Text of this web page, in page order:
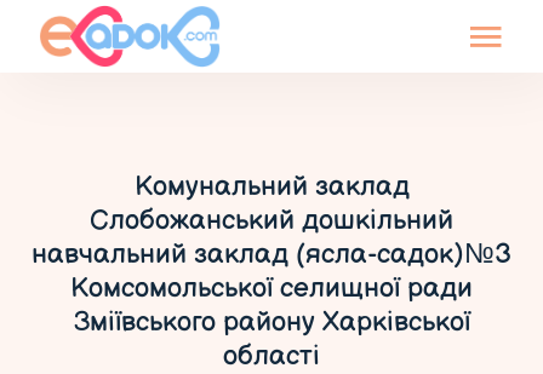
Комунальний заклад
Слобожанський дошкільний
навчальний заклад (ясла-садок)№3
Комсомольської селищної ради
Зміївського району Харківської
області